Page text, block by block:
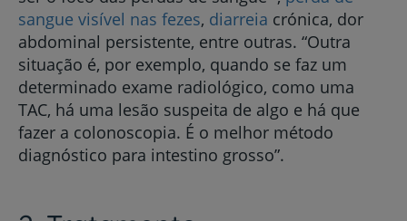
sangue visível nas fezes, diarreia crónica, dor
abdominal persistente, entre outras. “Outra
situação é, por exemplo, quando se faz um
determinado exame radiológico, como uma
TAC, há uma lesão suspeita de algo e há que
fazer a colonoscopia. É o melhor método
diagnóstico para intestino grosso”.